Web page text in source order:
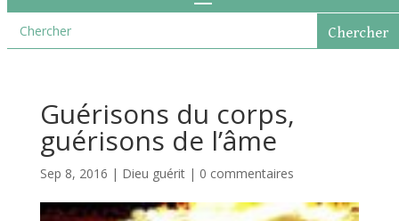
Guérisons du corps,
guérisons de l’âme
Sep 8, 2016 | Dieu guérit| 0 commentaires